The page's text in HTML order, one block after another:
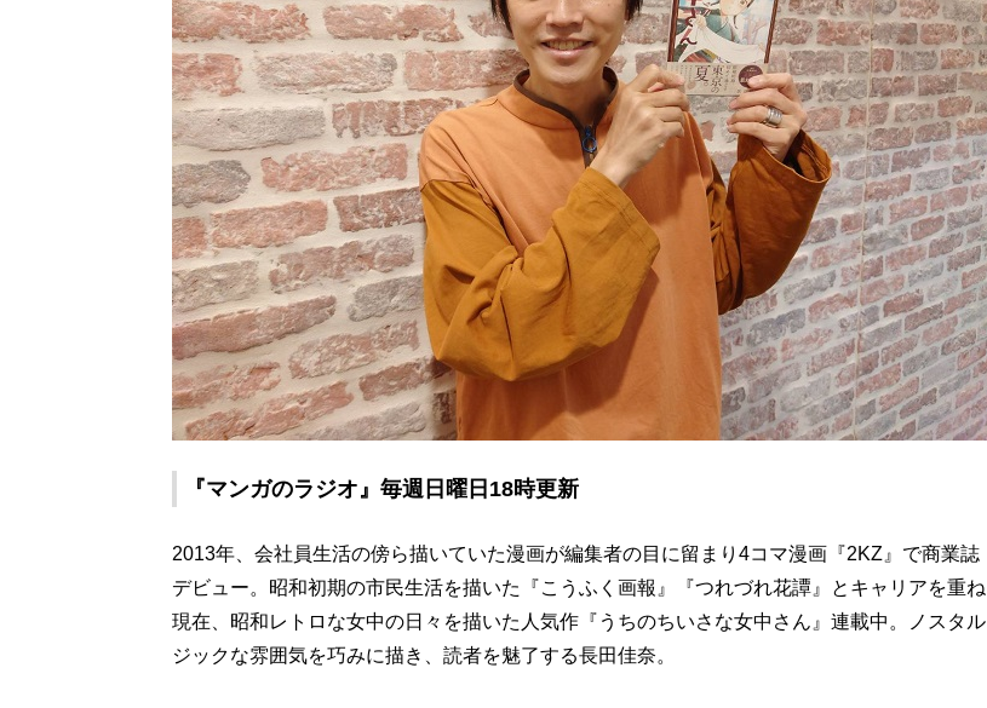
『マンガのラジオ』毎週日曜日18時更新
2013年、会社員生活の傍ら描いていた漫画が編集者の目に留まり4コマ漫画『2KZ』で商業誌
デビュー。昭和初期の市民生活を描いた『こうふく画報』『つれづれ花譚』とキャリアを重ね
現在、昭和レトロな女中の日々を描いた人気作『うちのちいさな女中さん』連載中。ノスタル
ジックな雰囲気を巧みに描き、読者を魅了する長田佳奈。